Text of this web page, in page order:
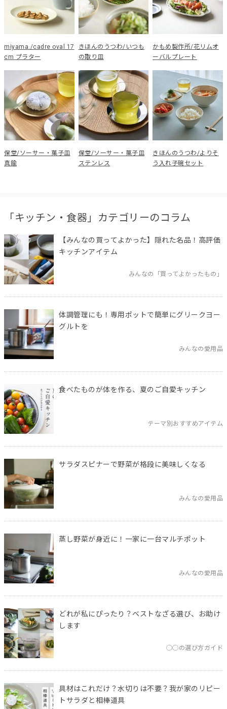
miyama./cadre oval 17
cm プラター
きほんのうつわ/いつも
の取り皿
かもめ製作所/花リムオ
ーバルプレート
保堂/ソーサー・菓子皿
真鍮
保堂/ソーサー・菓子皿
ステンレス
きほんのうつわ/よりそ
う入れ子碗セット
「キッチン・食器」カテゴリーのコラム
【みんなの買ってよかった】隠れた名品！高評価
キッチンアイテム
みんなの「買ってよかったもの」
体調管理にも！専用ポットで簡単にグリークヨー
グルトを
みんなの愛用品
食べたものが体を作る、夏のご自愛キッチン
テーマ別おすすめアイテム
サラダスピナーで野菜が格段に美味しくなる
みんなの愛用品
蒸し野菜が身近に！一家に一台マルチポット
みんなの愛用品
どれが私にぴったり？ベストなざる選び、お助け
します
◯◯の選び方ガイド
具材はこれだけ？水切りは不要？我が家のリピー
トサラダと相棒道具